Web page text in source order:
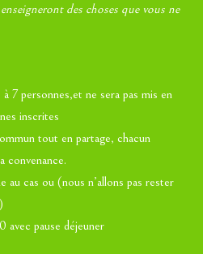
des choses que vous ne
7 personnes,et ne sera pas mis en
inscrites
tout en partage, chacun
convenance.
au cas ou (nous n’allons pas rester
avec pause déjeuner